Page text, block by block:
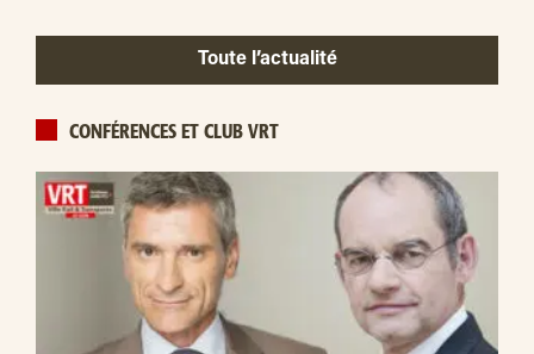
Toute l’actualité
CONFÉRENCES ET CLUB VRT